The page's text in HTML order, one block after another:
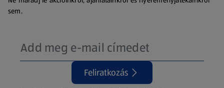
sem.
Feliratkozás